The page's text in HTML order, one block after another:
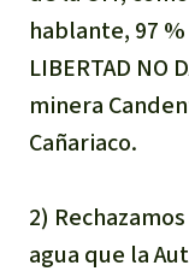
hablante, 97
LIBERTAD NO
minera
Cañariaco.
2)
agua que la